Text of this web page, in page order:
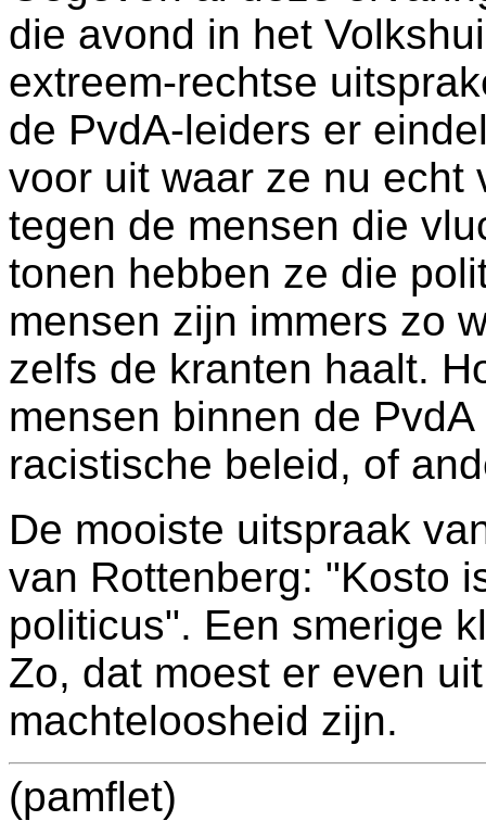
die avond in het
extreem-rechtse
de PvdA-leiders er
voor uit waar ze nu echt
tegen de mensen die
tonen hebben ze die
mensen zijn immers zo
zelfs de kranten haalt.
mensen binnen de
racistische beleid, of
De mooiste uitspraak
van Rottenberg: "Kosto
politicus". Een smerige
Zo, dat moest er even
machteloosheid zijn.
(pamflet)